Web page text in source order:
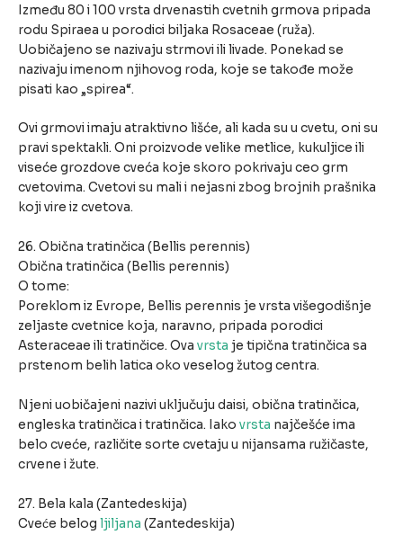
Između 80 i 100 vrsta drvenastih cvetnih grmova pripada
rodu Spiraea u porodici biljaka Rosaceae (ruža).
Uobičajeno se nazivaju strmovi ili livade. Ponekad se
nazivaju imenom njihovog roda, koje se takođe može
pisati kao „spirea“.
Ovi grmovi imaju atraktivno lišće, ali kada su u cvetu, oni su
pravi spektakli. Oni proizvode velike metlice, kukuljice ili
viseće grozdove cveća koje skoro pokrivaju ceo grm
cvetovima. Cvetovi su mali i nejasni zbog brojnih prašnika
koji vire iz cvetova.
26. Obična tratinčica (Bellis perennis)
Obična tratinčica (Bellis perennis)
O tome:
Poreklom iz Evrope, Bellis perennis je vrsta višegodišnje
zeljaste cvetnice koja, naravno, pripada porodici
Asteraceae ili tratinčice. Ova vrsta je tipična tratinčica sa
prstenom belih latica oko veselog žutog centra.
Njeni uobičajeni nazivi uključuju daisi, obična tratinčica,
engleska tratinčica i tratinčica. Iako vrsta najčešće ima
belo cveće, različite sorte cvetaju u nijansama ružičaste,
crvene i žute.
27. Bela kala (Zantedeskija)
Cveće belog ljiljana (Zantedeskija)